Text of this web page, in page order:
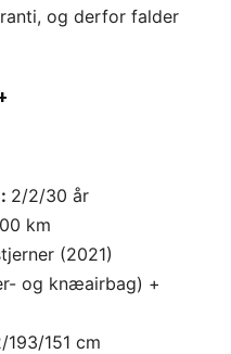
og derfor falder
2/2/30 år
km
(2021)
og knæairbag) +
193/151 cm